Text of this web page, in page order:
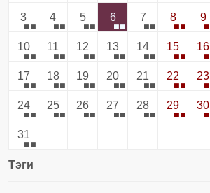
3 4 5 6 7 8 9
10 11 12 13 14 15 16
17 18 19 20 21 22 23
24 25 26 27 28 29 30
31
Тэги